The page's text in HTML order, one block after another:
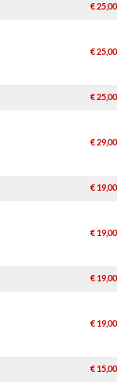
€ 25,00
€ 25,00
€ 25,00
€ 29,00
€ 19,00
€ 19,00
€ 19,00
€ 19,00
€ 15,00